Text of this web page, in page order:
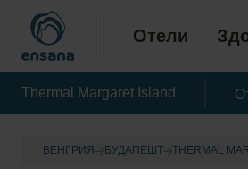
Отели
Thermal Margaret Island
ВЕНГРИЯ БУДАПЕШТ THERMAL